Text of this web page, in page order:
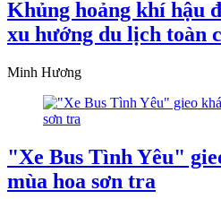
Khủng hoảng khí hậu
xu hướng du lịch toàn
Minh Hương
"Xe Bus Tình Yêu"
mùa hoa sơn tra